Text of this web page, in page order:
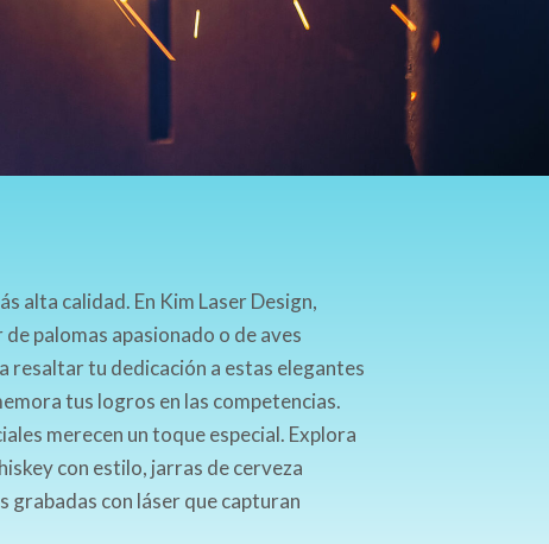
alta calidad. En Kim Laser Design,
palomas apasionado o de aves
resaltar tu dedicación a estas elegantes
tus logros en las competencias.
merecen un toque especial. Explora
con estilo, jarras de cerveza
con láser que capturan